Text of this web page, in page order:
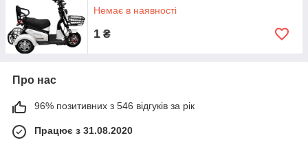
Немає в наявності
1 ₴
Про нас
96% позитивних з 546 відгуків за рік
Працює з 31.08.2020